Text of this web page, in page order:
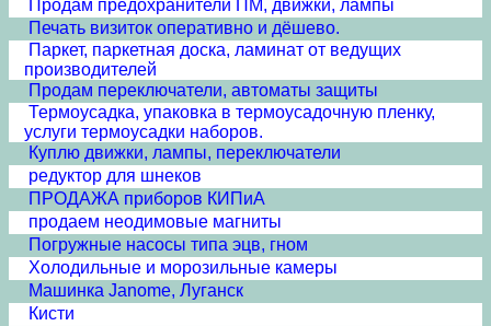
Продам предохранители ПМ, движки, лампы
Печать визиток оперативно и дёшево.
Паркет, паркетная доска, ламинат от ведущих
производителей
Продам переключатели, автоматы защиты
Термоусадка, упаковка в термоусадочную пленку,
услуги термоусадки наборов.
Куплю движки, лампы, переключатели
редуктор для шнеков
ПРОДАЖА приборов КИПиА
продаем неодимовые магниты
Погружные насосы типа эцв, гном
Холодильные и морозильные камеры
Машинка Janome, Луганск
Кисти